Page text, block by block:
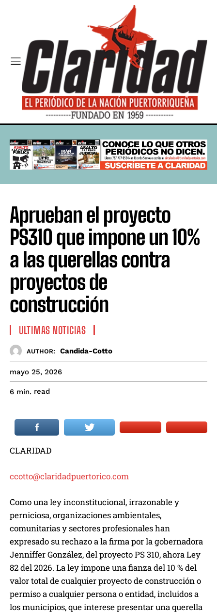
Aprueban el proyecto
PS310 que impone un 10%
a las querellas contra
proyectos de
construcción
ULTIMAS NOTICIAS
AUTHOR: Candida-Cotto
mayo 25, 2026
6 min. read
CLARIDAD
ccotto@claridadpuertorico.com
Como una ley inconstitucional, irrazonable y
perniciosa, organizaciones ambientales,
comunitarias y sectores profesionales han
expresado su rechazo a la firma por la gobernadora
Jenniffer González, del proyecto PS 310, ahora Ley
82 del 2026. La ley impone una fianza del 10 % del
valor total de cualquier proyecto de construcción o
permiso a cualquier persona o entidad, incluidos a
los municipios, que interese presentar una querella